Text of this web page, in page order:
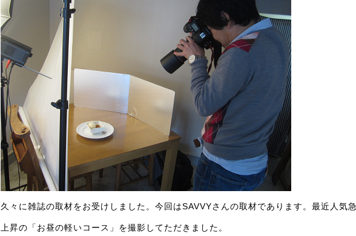
久々に雑誌の取材をお受けしました。今回はSAVVYさんの取材であります。最近人気急
上昇の「お昼の軽いコース」を撮影してただきました。